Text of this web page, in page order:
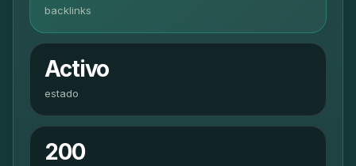
backlinks
Activo
estado
200